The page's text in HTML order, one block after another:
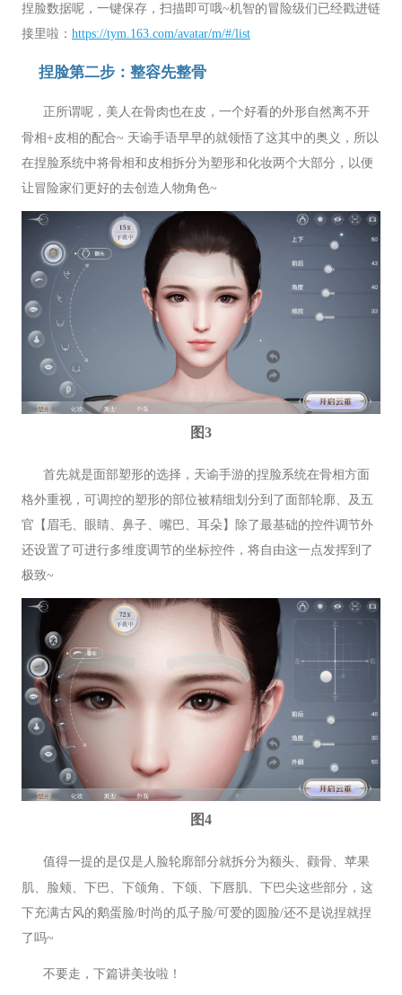
捏脸数据呢，一键保存，扫描即可哦~机智的冒险级们已经戳进链
接里啦： https://tym.163.com/avatar/m/#/list
捏脸第二步：整容先整骨
正所谓呢，美人在骨肉也在皮，一个好看的外形自然离不开
骨相+皮相的配合~ 天谕手语早早的就领悟了这其中的奥义，所以
在捏脸系统中将骨相和皮相拆分为塑形和化妆两个大部分，以便
让冒险家们更好的去创造人物角色~
图3
首先就是面部塑形的选择，天谕手游的捏脸系统在骨相方面
格外重视，可调控的塑形的部位被精细划分到了面部轮廓、及五
官【眉毛、眼睛、鼻子、嘴巴、耳朵】除了最基础的控件调节外
还设置了可进行多维度调节的坐标控件，将自由这一点发挥到了
极致~
图4
值得一提的是仅是人脸轮廓部分就拆分为额头、颧骨、苹果
肌、脸颊、下巴、下颌角、下颌、下唇肌、下巴尖这些部分，这
下充满古风的鹅蛋脸/时尚的瓜子脸/可爱的圆脸/还不是说捏就捏
了吗~
不要走，下篇讲美妆啦！